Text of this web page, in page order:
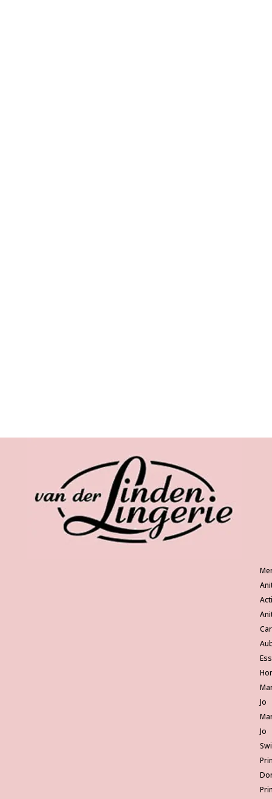
Jo
Jo